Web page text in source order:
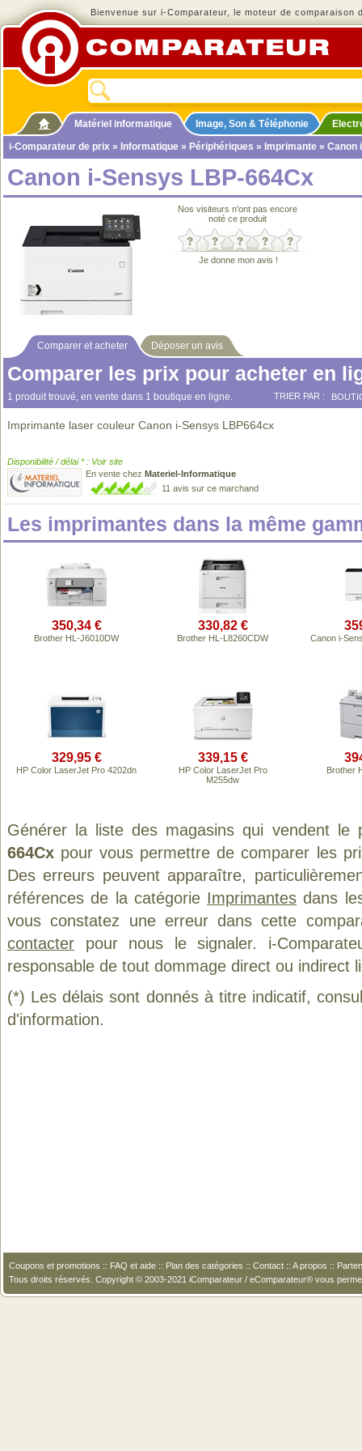
Bienvenue sur i-Comparateur, le moteur de comparaison
Matériel informatique Image, Son & Téléphonie
i-Comparateur de prix » Informatique » Périphériques » Imprimante » Canon
Canon i-Sensys LBP-664Cx
Nos visiteurs n'ont pas encore
noté ce produit
Je donne mon avis !
Comparer et acheter Déposer un avis
Comparer les prix pour acheter en
1 produit trouvé, en vente dans 1 boutique en ligne. TRIER PAR :
Imprimante laser couleur Canon i-Sensys LBP664cx
Disponibilité / délai * : Voir site
En vente chez Materiel-Informatique
11 avis sur ce marchand
Les imprimantes dans la même
350,34 €
Brother HL-J6010DW
330,82 €
Brother HL-L8260CDW Canon i-
329,95 €
HP Color LaserJet Pro 4202dn
339,15 €
HP Color LaserJet Pro
M255dw
Brother
Générer la liste des magasins qui vendent le
664Cx pour vous permettre de comparer les
Des erreurs peuvent apparaître,
références de la catégorie Imprimantes dans
vous constatez une erreur dans cette
contacter pour nous le signaler. i-
responsable de tout dommage direct ou indirect
(*) Les délais sont donnés à titre indicatif,
d'information.
Coupons et promotions :: FAQ et aide :: Plan des catégories :: Contact :: A propos ::
Tous droits réservés. Copyright © 2003-2021 iComparateur / eComparateur® vous